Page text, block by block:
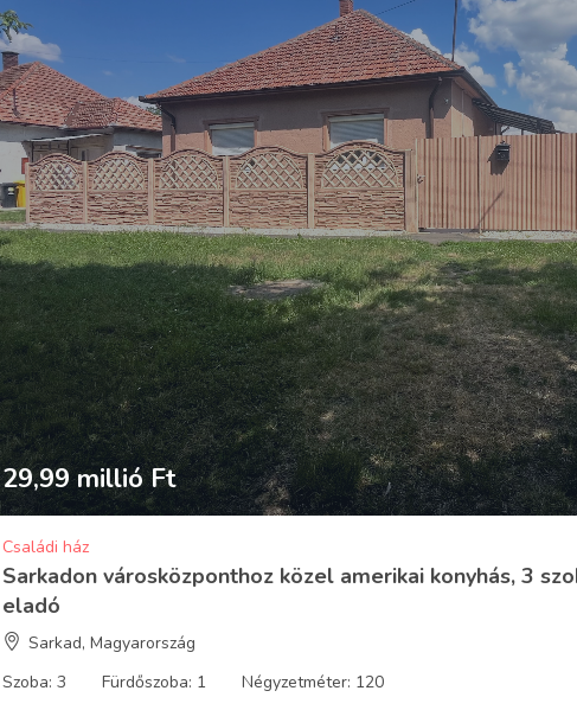
29,99 millió Ft
Családi ház
Sarkadon városközponthoz közel amerikai konyhás, 3
eladó
Sarkad, Magyarország
Szoba: 3 Fürdőszoba: 1 Négyzetméter: 120